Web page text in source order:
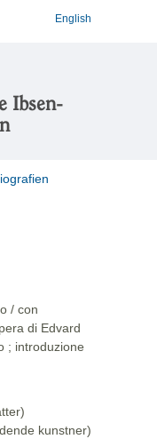
English
Ibsen-
/ con
di Edvard
; introduzione
kunstner)